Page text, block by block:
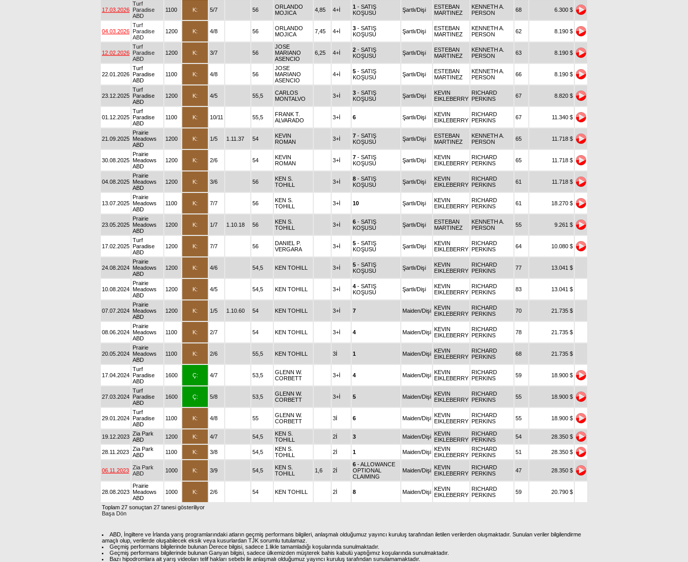
17.03.2026
Turf
Paradise
ABD
1100 K: 5/7 56
ORLANDO
MOJICA
4,85 4+İ 1 - SATIŞ
KOŞUSU
Şartlı/Dişi
ESTEBAN
MARTINEZ
KENNETH A.
PERSON
68 6.300 $
04.03.2026
Turf
Paradise
ABD
1200 K: 4/8 56
ORLANDO
MOJICA
7,45 4+İ 3 - SATIŞ
KOŞUSU
Şartlı/Dişi
ESTEBAN
MARTINEZ
KENNETH A.
PERSON
62 8.190 $
12.02.2026
Turf
Paradise
ABD
1200 K: 3/7 56
JOSE
MARIANO
ASENCIO
6,25 4+İ 2 - SATIŞ
KOŞUSU
Şartlı/Dişi
ESTEBAN
MARTINEZ
KENNETH A.
PERSON
63 8.190 $
22.01.2026
Turf
Paradise
ABD
1100 K: 4/8 56
JOSE
MARIANO
ASENCIO
4+İ 5 - SATIŞ
KOŞUSU
Şartlı/Dişi
ESTEBAN
MARTINEZ
KENNETH A.
PERSON
66 8.190 $
23.12.2025
Turf
Paradise
ABD
1200 K: 4/5 55,5
CARLOS
MONTALVO
3+İ 3 - SATIŞ
KOŞUSU
Şartlı/Dişi
KEVIN
EIKLEBERRY
RICHARD
PERKINS
67 8.820 $
01.12.2025
Turf
Paradise
ABD
1100 K: 10/11 55,5
FRANK T.
ALVARADO
3+İ 6 Şartlı/Dişi
KEVIN
EIKLEBERRY
RICHARD
PERKINS
67 11.340 $
21.09.2025
Prairie
Meadows
ABD
1200 K: 1/5 1.11.37 54
KEVIN
ROMAN
3+İ 7 - SATIŞ
KOŞUSU
Şartlı/Dişi
ESTEBAN
MARTINEZ
KENNETH A.
PERSON
65 11.718 $
30.08.2025
Prairie
Meadows
ABD
1200 K: 2/6 54
KEVIN
ROMAN
3+İ 7 - SATIŞ
KOŞUSU
Şartlı/Dişi
KEVIN
EIKLEBERRY
RICHARD
PERKINS
65 11.718 $
04.08.2025
Prairie
Meadows
ABD
1200 K: 3/6 56
KEN S.
TOHILL
3+İ 8 - SATIŞ
KOŞUSU
Şartlı/Dişi
KEVIN
EIKLEBERRY
RICHARD
PERKINS
61 11.718 $
13.07.2025
Prairie
Meadows
ABD
1100 K: 7/7 56
KEN S.
TOHILL
3+İ 10 Şartlı/Dişi
KEVIN
EIKLEBERRY
RICHARD
PERKINS
61 18.270 $
23.05.2025
Prairie
Meadows
ABD
1200 K: 1/7 1.10.18 56
KEN S.
TOHILL
3+İ 6 - SATIŞ
KOŞUSU
Şartlı/Dişi
ESTEBAN
MARTINEZ
KENNETH A.
PERSON
55 9.261 $
17.02.2025
Turf
Paradise
ABD
1200 K: 7/7 56
DANIEL P.
VERGARA
3+İ 5 - SATIŞ
KOŞUSU
Şartlı/Dişi
KEVIN
EIKLEBERRY
RICHARD
PERKINS
64 10.080 $
24.08.2024
Prairie
Meadows
ABD
1200 K: 4/6 54,5 KEN TOHILL 3+İ 5 - SATIŞ
KOŞUSU
Şartlı/Dişi
KEVIN
EIKLEBERRY
RICHARD
PERKINS
77 13.041 $
10.08.2024
Prairie
Meadows
ABD
1200 K: 4/5 54,5 KEN TOHILL 3+İ 4 - SATIŞ
KOŞUSU
Şartlı/Dişi
KEVIN
EIKLEBERRY
RICHARD
PERKINS
83 13.041 $
07.07.2024
Prairie
Meadows
ABD
1200 K: 1/5 1.10.60 54 KEN TOHILL 3+İ 7 Maiden/Dişi KEVIN
EIKLEBERRY
RICHARD
PERKINS
70 21.735 $
08.06.2024
Prairie
Meadows
ABD
1100 K: 2/7 54 KEN TOHILL 3+İ 4 Maiden/Dişi KEVIN
EIKLEBERRY
RICHARD
PERKINS
78 21.735 $
20.05.2024
Prairie
Meadows
ABD
1100 K: 2/6 55,5 KEN TOHILL 3İ 1 Maiden/Dişi KEVIN
EIKLEBERRY
RICHARD
PERKINS
68 21.735 $
17.04.2024
Turf
Paradise
ABD
1600 Ç: 4/7 53,5
GLENN W.
CORBETT
3+İ 4 Maiden/Dişi KEVIN
EIKLEBERRY
RICHARD
PERKINS
59 18.900 $
27.03.2024
Turf
Paradise
ABD
1600 Ç: 5/8 53,5
GLENN W.
CORBETT
3+İ 5 Maiden/Dişi KEVIN
EIKLEBERRY
RICHARD
PERKINS
55 18.900 $
29.01.2024
Turf
Paradise
ABD
1100 K: 4/8 55
GLENN W.
CORBETT
3İ 6 Maiden/Dişi KEVIN
EIKLEBERRY
RICHARD
PERKINS
55 18.900 $
19.12.2023 Zia Park
ABD
1200 K: 4/7 54,5
KEN S.
TOHILL
2İ 3 Maiden/Dişi KEVIN
EIKLEBERRY
RICHARD
PERKINS
54 28.350 $
28.11.2023 Zia Park
ABD
1100 K: 3/8 54,5
KEN S.
TOHILL
2İ 1 Maiden/Dişi KEVIN
EIKLEBERRY
RICHARD
PERKINS
51 28.350 $
06.11.2023 Zia Park
ABD
1000 K: 3/9 54,5
KEN S.
TOHILL
1,6 2İ
6 - ALLOWANCE
OPTIONAL
CLAIMING
Maiden/Dişi KEVIN
EIKLEBERRY
RICHARD
PERKINS
47 28.350 $
28.08.2023
Prairie
Meadows
ABD
1000 K: 2/6 54 KEN TOHILL 2İ 8 Maiden/Dişi KEVIN
EIKLEBERRY
RICHARD
PERKINS
59 20.790 $
Toplam 27 sonuçtan 27 tanesi gösteriliyor
Başa Dön
ABD, İngiltere ve İrlanda yarış programlarındaki atların geçmiş performans bilgileri, anlaşmalı olduğumuz yayıncı kuruluş tarafından iletilen verilerden oluşmaktadır. Sunulan veriler bilgilendirme
amaçlı olup, verilerde oluşabilecek eksik veya kusurlardan TJK sorumlu tutulamaz.
Geçmiş performans bilgilerinde bulunan Derece bilgisi, sadece 1.likle tamamladığı koşularında sunulmaktadır.
Geçmiş performans bilgilerinde bulunan Ganyan bilgisi, sadece ülkemizden müşterek bahis kabulü yaptığımız koşularında sunulmaktadır.
Bazı hipodromlara ait yarış videoları telif hakları sebebi ile anlaşmalı olduğumuz yayıncı kuruluş tarafından sunulamamaktadır.